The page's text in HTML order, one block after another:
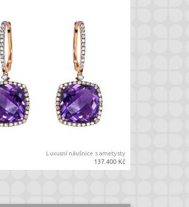
Luxusní náušnice s ametysty
137.400 Kč